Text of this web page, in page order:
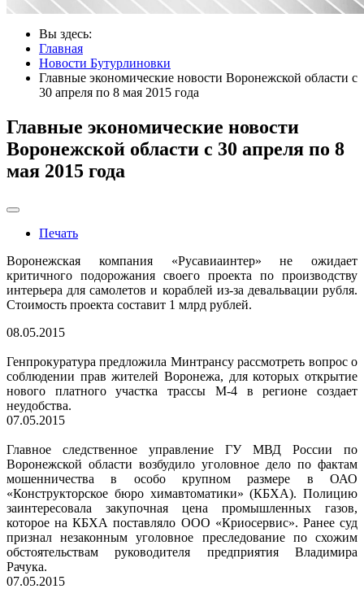
Вы здесь:
Главная
Новости Бутурлиновки
Главные экономические новости Воронежской области с
30 апреля по 8 мая 2015 года
Главные экономические новости
Воронежской области с 30 апреля по 8
мая 2015 года
Печать
Воронежская компания «Русавиаинтер» не ожидает
критичного подорожания своего проекта по производству
интерьера для самолетов и кораблей из-за девальвации рубля.
Стоимость проекта составит 1 млрд рублей.
08.05.2015
Генпрокуратура предложила Минтрансу рассмотреть вопрос о
соблюдении прав жителей Воронежа, для которых открытие
нового платного участка трассы М-4 в регионе создает
неудобства.
07.05.2015
Главное следственное управление ГУ МВД России по
Воронежской области возбудило уголовное дело по фактам
мошенничества в особо крупном размере в ОАО
«Конструкторское бюро химавтоматики» (КБХА). Полицию
заинтересовала закупочная цена промышленных газов,
которое на КБХА поставляло ООО «Криосервис». Ранее суд
признал незаконным уголовное преследование по схожим
обстоятельствам руководителя предприятия Владимира
Рачука.
07.05.2015